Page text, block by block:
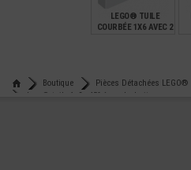
LEGO® TUILE
COURBÉE 1X6 AVEC 2
Boutique
Pièces Détachées LEGO®
Lego® tuile 1x2 - 45° à angle droit